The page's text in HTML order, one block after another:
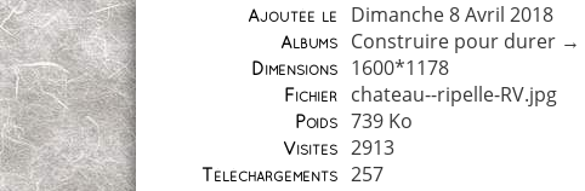
Ajoutée le Dimanche 8 Avril 2018
Albums Construire pour durer →
Dimensions 1600*1178
Fichier chateau--ripelle-RV.jpg
Poids 739 Ko
Visites 2913
Téléchargements 257